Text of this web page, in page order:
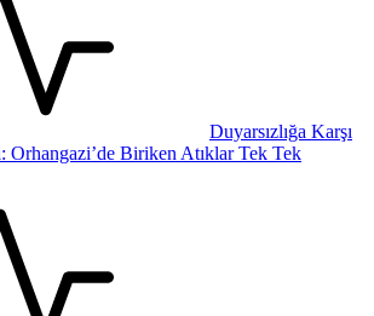
Duyarsızlığa Karşı
Orhangazi’de Biriken Atıklar Tek Tek